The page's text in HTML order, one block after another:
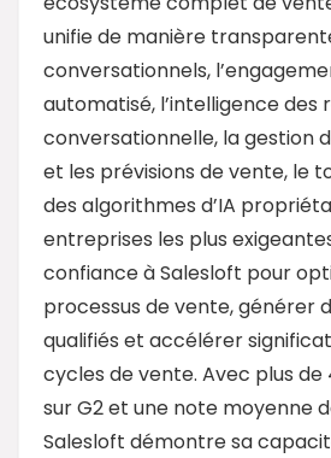
unifie de manière
conversationnels,
automatisé, l’intelligence des
conversationnelle, la gestion
et les prévisions de vente, le
des algorithmes d’IA
entreprises les plus
confiance à Salesloft pour
processus de vente, générer
qualifiés et accélérer
cycles de vente. Avec plus de
sur G2 et une note moyenne
Salesloft démontre sa